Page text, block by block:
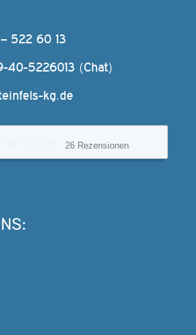
522 60 13
40-5226013 (Chat)
kg.de
26 Rezensionen